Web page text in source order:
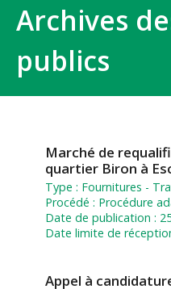
Archives
publics
Marché de
quartier Biron à
Type : Fournitures -
Procédé : Procédure
Date de publication :
Date limite de
Appel à